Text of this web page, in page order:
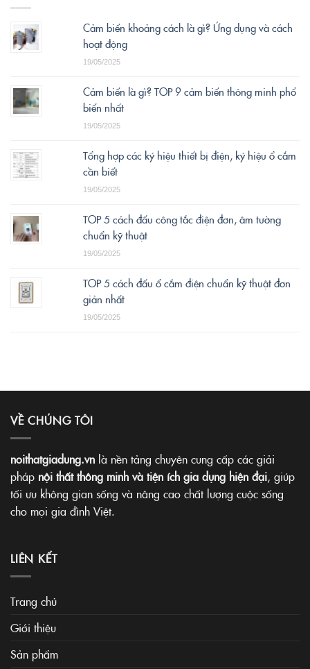
Cảm biến khoảng cách là gì? Ứng dụng và cách
hoạt động
19/05/2025
Cảm biến là gì? TOP 9 cảm biến thông minh phổ
biến nhất
19/05/2025
Tổng hợp các ký hiệu thiết bị điện, ký hiệu ổ cắm
cần biết
19/05/2025
TOP 5 cách đấu công tắc điện đơn, âm tường
chuẩn kỹ thuật
19/05/2025
TOP 5 cách đấu ổ cắm điện chuẩn kỹ thuật đơn
giản nhất
19/05/2025
VỀ CHÚNG TÔI
noithatgiadung.vn là nền tảng chuyên cung cấp các giải
pháp nội thất thông minh và tiện ích gia dụng hiện đại, giúp
tối ưu không gian sống và nâng cao chất lượng cuộc sống
cho mọi gia đình Việt.
LIÊN KẾT
Trang chủ
Giới thiệu
Sản phẩm